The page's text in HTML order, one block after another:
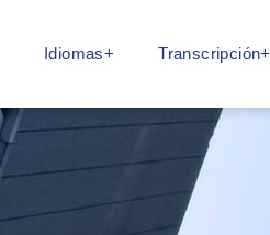
Idiomas+ Transcripción+